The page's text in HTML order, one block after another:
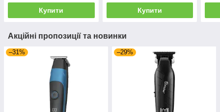
Купити Купити
Акційні пропозиції та новинки
–31% –29%